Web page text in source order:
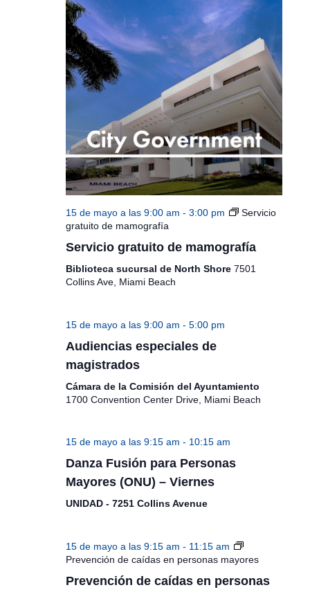
15 de mayo a las 9:00 am - 3:00 pm
Servicio
gratuito de mamografía
Servicio gratuito de mamografía
Biblioteca sucursal de North Shore 7501
Collins Ave, Miami Beach
15 de mayo a las 9:00 am - 5:00 pm
Audiencias especiales de
magistrados
Cámara de la Comisión del Ayuntamiento
1700 Convention Center Drive, Miami Beach
15 de mayo a las 9:15 am - 10:15 am
Danza Fusión para Personas
Mayores (ONU) – Viernes
UNIDAD - 7251 Collins Avenue
15 de mayo a las 9:15 am - 11:15 am
Prevención de caídas en personas mayores
Prevención de caídas en personas